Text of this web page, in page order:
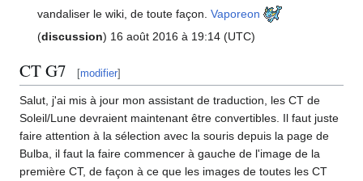
vandaliser le wiki, de toute façon.Vaporeon
(discussion) 16 août 2016 à 19:14 (UTC)
CT G7 [modifier]
Salut, j'ai mis à jour mon assistant de traduction, les CT de
Soleil/Lune devraient maintenant être convertibles. Il faut juste
faire attention à la sélection avec la souris depuis la page de
Bulba, il faut la faire commencer à gauche de l'image de la
première CT, de façon à ce que les images de toutes les CT